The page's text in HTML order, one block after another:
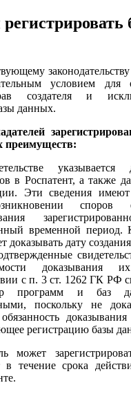
условием
создателя и
данных.
преимуществ:
указывается
в Роспатент, а также
Эти сведения
споров
временной период.
доказывать дату
доказывания
с п. 3 ст. 1262 ГК РФ
программ и баз
поскольку не
регистрацию базы
может
течение срока